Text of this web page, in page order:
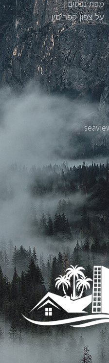
מפת נכסים
על צפון קפריסין